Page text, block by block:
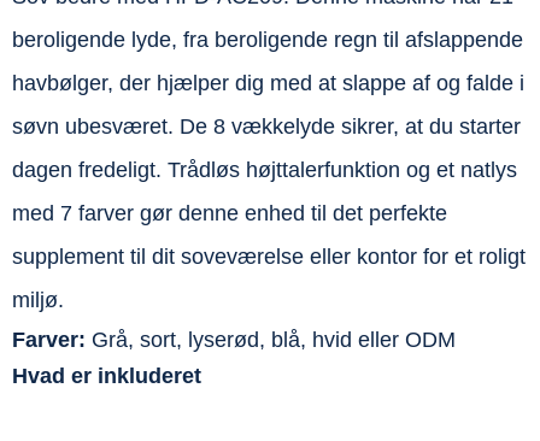
beroligende lyde, fra beroligende regn til afslappende
havbølger, der hjælper dig med at slappe af og falde i
søvn ubesværet. De 8 vækkelyde sikrer, at du starter
dagen fredeligt. Trådløs højttalerfunktion og et natlys
med 7 farver gør denne enhed til det perfekte
supplement til dit soveværelse eller kontor for et roligt
miljø.
Farver: Grå, sort, lyserød, blå, hvid eller ODM
Hvad er inkluderet